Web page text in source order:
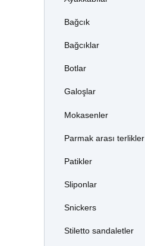
Bağcık
Bağcıklar
Botlar
Galoşlar
Mokasenler
Parmak arası terlikler
Patikler
Sliponlar
Snickers
Stiletto sandaletler